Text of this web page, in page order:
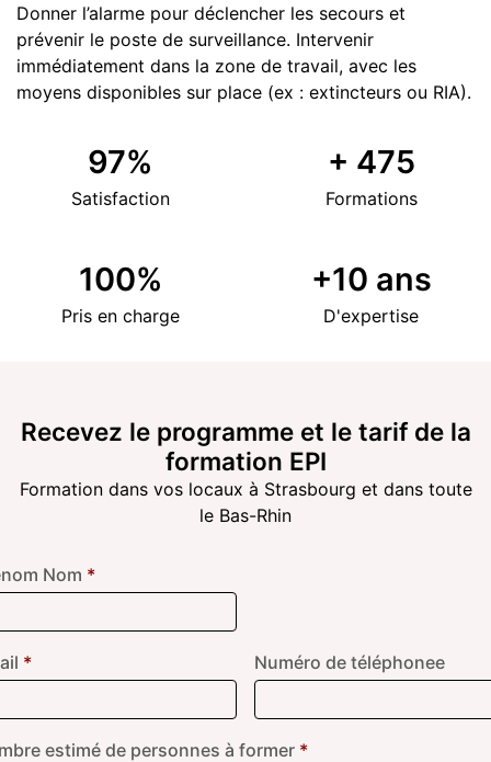
Donner l’alarme pour déclencher les secours et
prévenir le poste de surveillance. Intervenir
immédiatement dans la zone de travail, avec les
moyens disponibles sur place (ex : extincteurs ou RIA).
97%
Satisfaction
+ 475
Formations
100%
Pris en charge
+10 ans
D'expertise
Recevez le programme et le tarif de la
formation EPI
Formation dans vos locaux à Strasbourg et dans toute
le Bas-Rhin
Nom *
* Numéro de téléphonee
estimé de personnes à former *